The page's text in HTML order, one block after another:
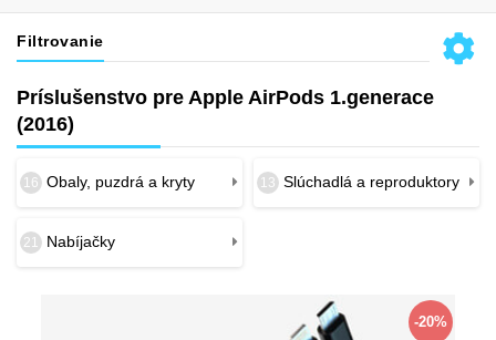
Filtrovanie
Príslušenstvo pre Apple AirPods 1.generace
(2016)
16 Obaly, puzdrá a kryty 13 Slúchadlá a reproduktory
21 Nabíjačky
-20%